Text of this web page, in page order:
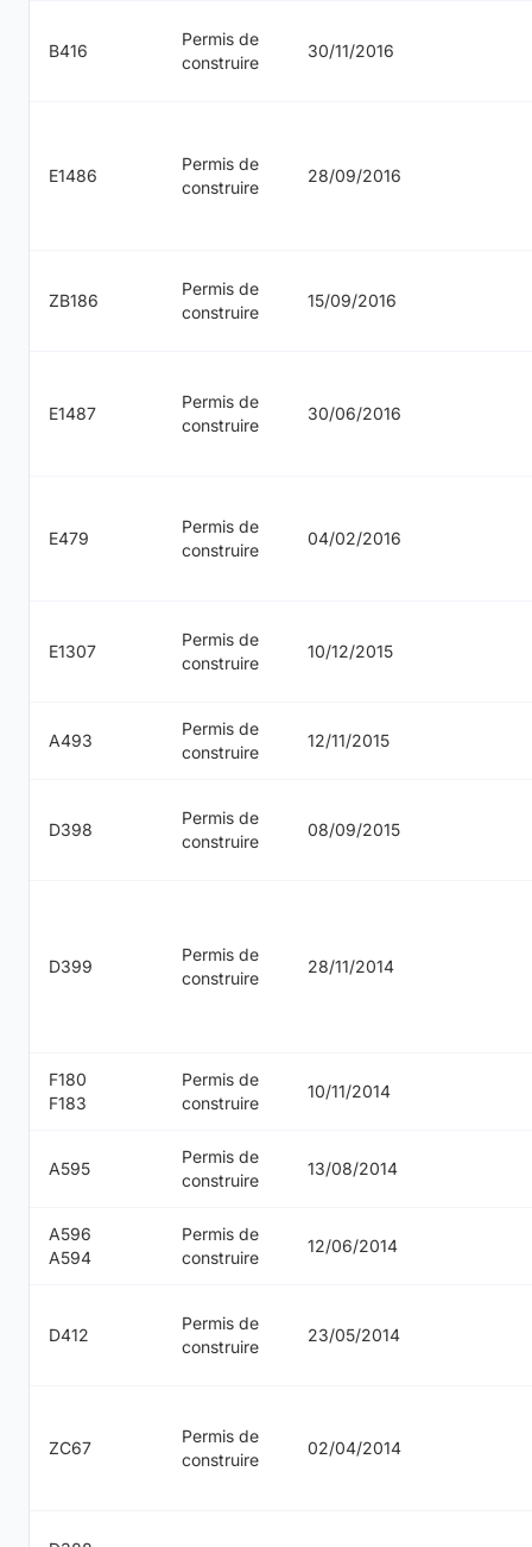
B416
Permis de
construire
30/11/2016
E1486
Permis de
construire
28/09/2016
ZB186
Permis de
construire
15/09/2016
E1487
Permis de
construire
30/06/2016
E479
Permis de
construire
04/02/2016
E1307
Permis de
construire
10/12/2015
A493
Permis de
construire
12/11/2015
D398
Permis de
construire
08/09/2015
D399
Permis de
construire
28/11/2014
F180
F183
Permis de
construire
10/11/2014
A595
Permis de
construire
13/08/2014
A596
A594
Permis de
construire
12/06/2014
D412
Permis de
construire
23/05/2014
ZC67
Permis de
construire
02/04/2014